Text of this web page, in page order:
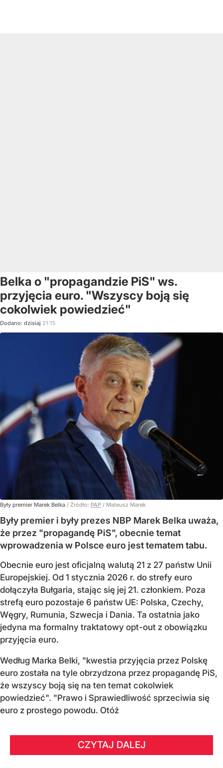
Belka o "propagandzie PiS" ws.
przyjęcia euro. "Wszyscy boją się
cokolwiek powiedzieć"
Dodano: dzisiaj 21:15
Były premier Marek Belka / Źródło: PAP / Mateusz Marek
Były premier i były prezes NBP Marek Belka uważa,
że przez "propagandę PiS", obecnie temat
wprowadzenia w Polsce euro jest tematem tabu.
Obecnie euro jest oficjalną walutą 21 z 27 państw Unii
Europejskiej. Od 1 stycznia 2026 r. do strefy euro
dołączyła Bułgaria, stając się jej 21. członkiem. Poza
strefą euro pozostaje 6 państw UE: Polska, Czechy,
Węgry, Rumunia, Szwecja i Dania. Ta ostatnia jako
jedyna ma formalny traktatowy opt-out z obowiązku
przyjęcia euro.
Według Marka Belki, "kwestia przyjęcia przez Polskę
euro została na tyle obrzydzona przez propagandę PiS,
że wszyscy boją się na ten temat cokolwiek
powiedzieć". "Prawo i Sprawiedliwość sprzeciwia się
euro z prostego powodu. Otóż
CZYTAJ DALEJ